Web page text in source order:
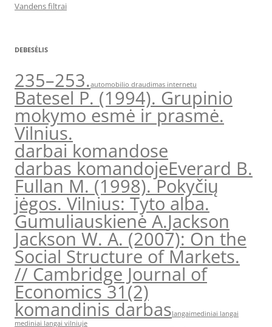
Vandens filtrai
DEBESĖLIS
235–253.automobilio draudimas internetu
Batesel P. (1994). Grupinio
mokymo esmė ir prasmė.
Vilnius.
darbai komandose
darbas komandojeEverard B.
Fullan M. (1998). Pokyčių
jėgos. Vilnius: Tyto alba.
Gumuliauskienė A.Jackson
Jackson W. A. (2007): On the
Social Structure of Markets.
// Cambridge Journal of
Economics 31(2)
komandinis darbaslangaimediniai langai
mediniai langai vilniuje